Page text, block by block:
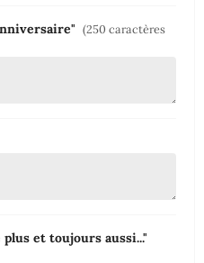
(250 caractères
plus et toujours aussi..."